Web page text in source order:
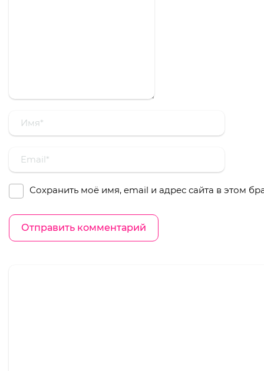
Сохранить моё имя, email и адрес сайта в этом